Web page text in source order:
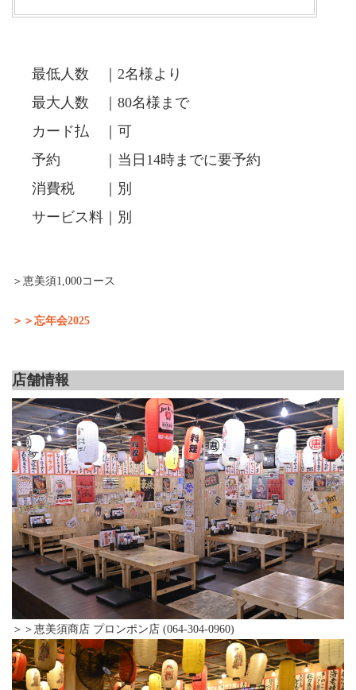
最低人数 ｜2名様より
最大人数 ｜80名様まで
カード払 ｜可
予約 ｜当日14時までに要予約
消費税 ｜別
サービス料｜別
＞恵美須1,000コース
＞＞忘年会2025
店舗情報
＞＞恵美須商店 プロンポン店 (064-304-0960)